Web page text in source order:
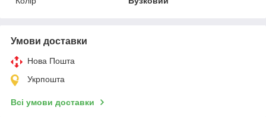
Умови доставки
Нова Пошта
Укрпошта
Всі умови доставки